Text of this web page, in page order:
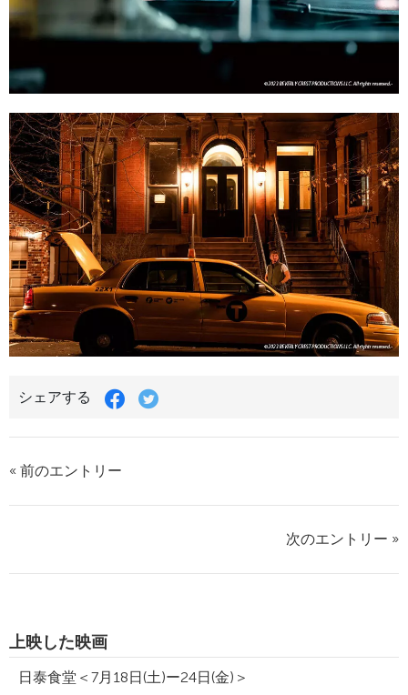
シェアする
« 前のエントリー
次のエントリー »
上映した映画
日泰食堂＜7月18日(土)ー24日(金)＞